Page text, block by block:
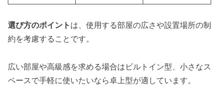
選び方のポイント は、使用する部屋の広さや設置場所の制
約を考慮することです。
広い部屋や高級感を求める場合はビルトイン型、小さなス
ペースで手軽に使いたいなら卓上型が適しています。